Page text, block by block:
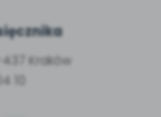
Kraków
10